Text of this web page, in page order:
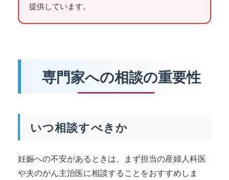
提供しています。
専門家への相談の重要性
いつ相談すべきか
妊娠への不安があるときは、まず担当の産婦人科医
や夫のがん主治医に相談することをおすすめしま